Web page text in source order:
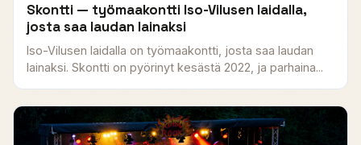
Skontti — työmaakontti Iso-Vilusen laidalla,
josta saa laudan lainaksi
Iso-Vilusen laidalla on työmaakontti, josta saa laudan
lainaksi. Skontti on pyörinyt kesästä 2022, ja parhaina...